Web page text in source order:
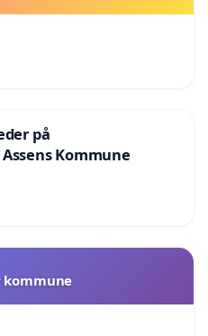
på
Kommune
kommune